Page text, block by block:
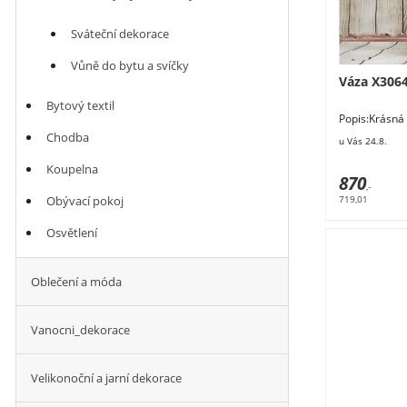
Váza
polyresin.
u Vás 24.8.
870,-
719,01
Sváteční dekorace
Vůně do bytu a svíčky
Bytový textil
Chodba
Koupelna
Obývací pokoj
Osvětlení
Oblečení a móda
Vanocni_dekorace
Velikonoční a jarní dekorace